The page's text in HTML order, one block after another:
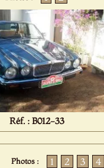
Réf. : B012-33
Photos : 1 2 3 4